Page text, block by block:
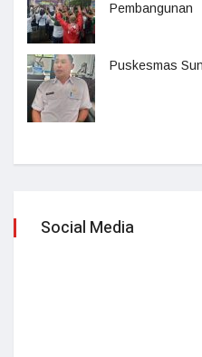
Pembangunan
Puskesmas
Social Media